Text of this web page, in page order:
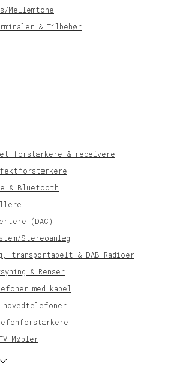
Mellemtone
& Tilbehør
forstærkere & receivere
& Bluetooth
(DAC)
Stereoanlæg
transportabelt & DAB Radioer
& Renser
med kabel
hovedtelefoner
Møbler